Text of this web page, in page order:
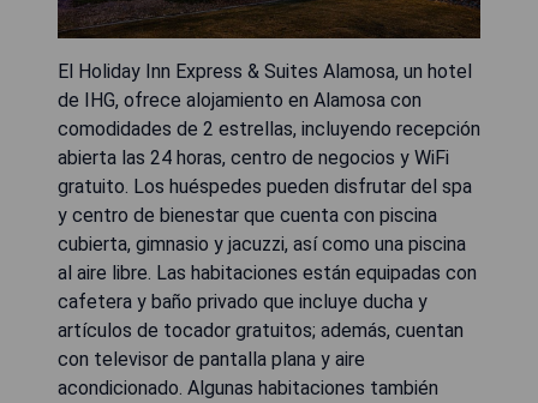
El Holiday Inn Express & Suites Alamosa, un hotel
de IHG, ofrece alojamiento en Alamosa con
comodidades de 2 estrellas, incluyendo recepción
abierta las 24 horas, centro de negocios y WiFi
gratuito. Los huéspedes pueden disfrutar del spa
y centro de bienestar que cuenta con piscina
cubierta, gimnasio y jacuzzi, así como una piscina
al aire libre. Las habitaciones están equipadas con
cafetera y baño privado que incluye ducha y
artículos de tocador gratuitos; además, cuentan
con televisor de pantalla plana y aire
acondicionado. Algunas habitaciones también